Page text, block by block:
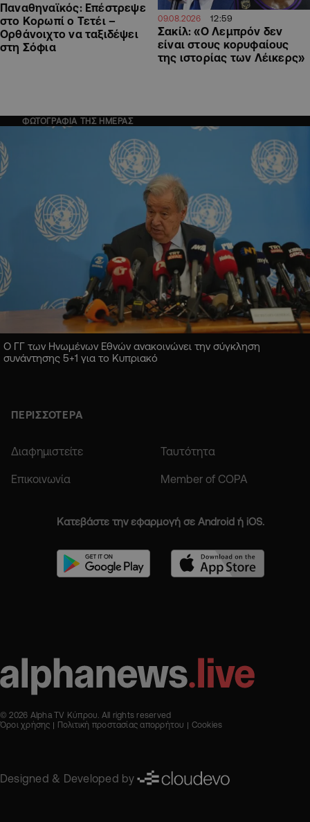
Παναθηναϊκός: Επέστρεψε
στο Κορωπί ο Τετέι –
Ορθάνοιχτο να ταξιδέψει
στη Σόφια
09.08.2026 12:59
Σακίλ: «Ο Λεμπρόν δεν
είναι στους κορυφαίους
της ιστορίας των Λέικερς»
ΦΩΤΟΓΡΑΦΙΑ ΤΗΣ ΗΜΕΡΑΣ
Ο ΓΓ των Ηνωμένων Εθνών ανακοινώνει την σύγκληση
συνάντησης 5+1 για το Κυπριακό
ΠΕΡΙΣΣΟΤΕΡΑ
Διαφημιστείτε Ταυτότητα
Επικοινωνία Member of COPA
Κατεβάστε την εφαρμογή σε Android ή iOS.
© 2026 Alpha TV Κύπρου. All rights reserved
Όροι χρήσης
Πολιτική προστασίας απορρήτου Cookies
Designed & Developed by